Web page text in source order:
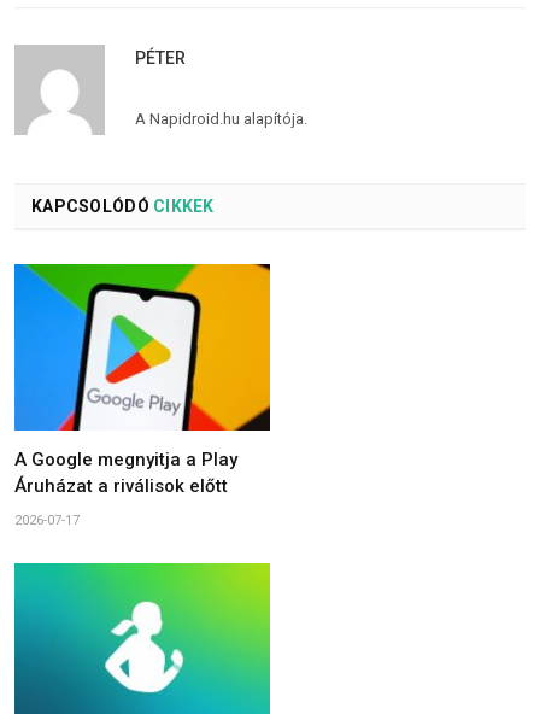
PÉTER
A Napidroid.hu alapítója.
KAPCSOLÓDÓ CIKKEK
A Google megnyitja a Play
Áruházat a riválisok előtt
2026-07-17